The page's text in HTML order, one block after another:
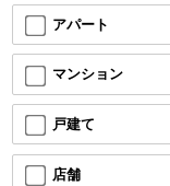
アパート
マンション
戸建て
店舗